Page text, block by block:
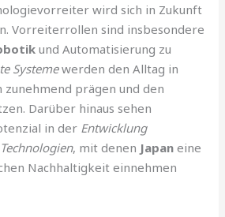
wird sich in Zukunft
Vorreiterrollen sind insbesondere
und Automatisierung zu
Systemewerden den Alltag in
zunehmend prägen und den
Darüber hinaus sehen
in der Entwicklung
, mit denen Japan eine
Nachhaltigkeit einnehmen